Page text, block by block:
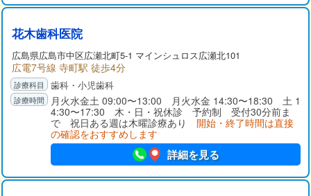
花木歯科医院
広島県広島市中区広瀬北町5-1 マインシュロス広瀬北101
広電7号線 寺町駅 徒歩4分
歯科・小児歯科
月火水金土 09:00〜13:00 月火水金 14:30〜18:30 土 1
4:30〜17:30 木・日・祝休診 予約制 受付30分前ま
で 祝日ある週は木曜診療あり 開始・終了時間は直接
の確認をおすすめします
詳細を見る